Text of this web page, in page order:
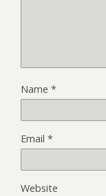
Name *
Email *
Website